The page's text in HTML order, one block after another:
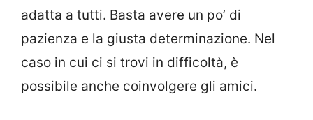
adatta a tutti. Basta avere un po’ di
pazienza e la giusta determinazione. Nel
caso in cui ci si trovi in difficoltà, è
possibile anche coinvolgere gli amici.